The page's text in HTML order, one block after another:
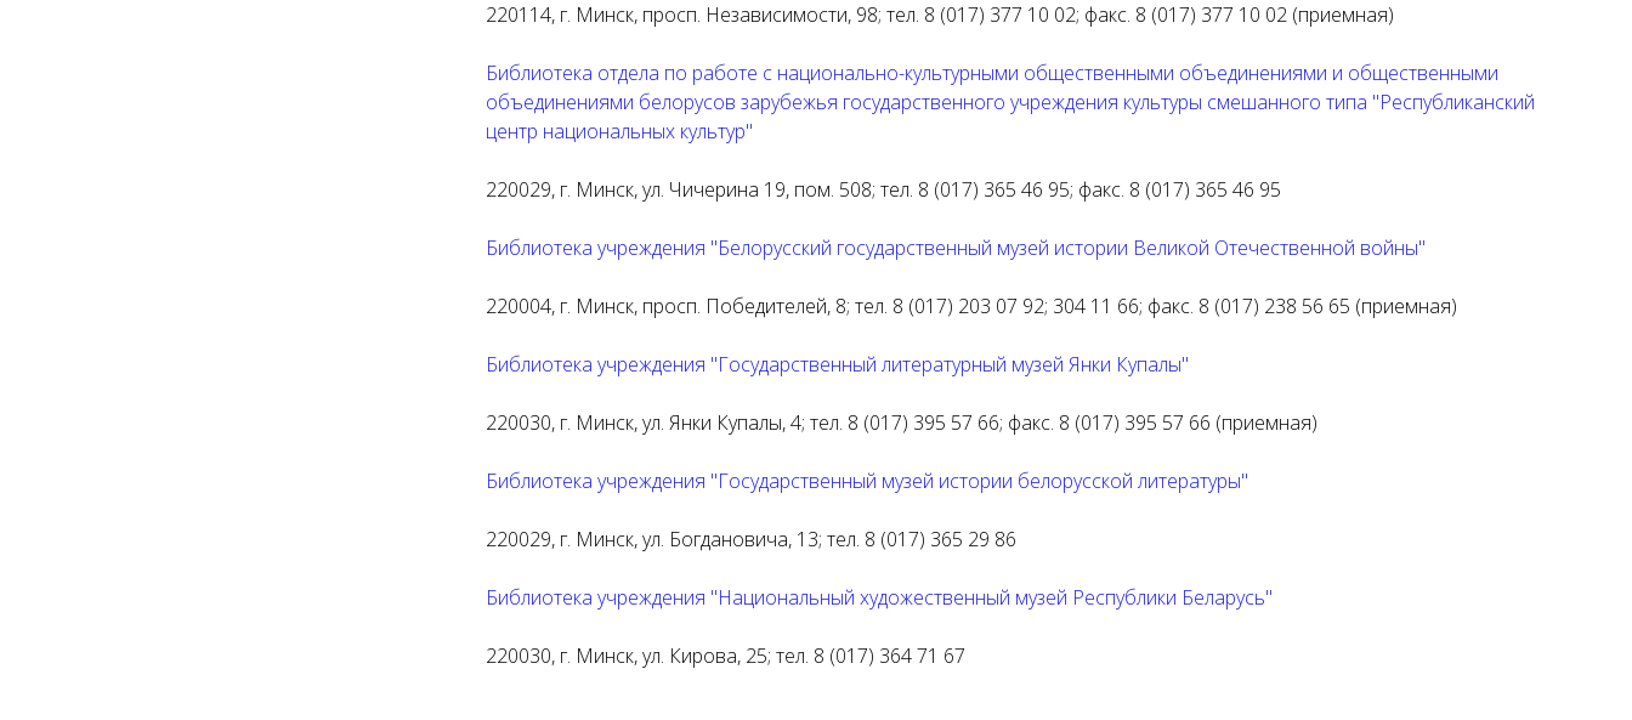
220114, г. Минск, просп. Независимости, 98; тел. 8 (017) 377 10 02; факс. 8 (017) 377 10 02 (приемная)
Библиотека отдела по работе с национально-культурными общественными объединениями и общественными
объединениями белорусов зарубежья государственного учреждения культуры смешанного типа "Республиканский
центр национальных культур"
220029, г. Минск, ул. Чичерина 19, пом. 508; тел. 8 (017) 365 46 95; факс. 8 (017) 365 46 95
Библиотека учреждения "Белорусский государственный музей истории Великой Отечественной войны"
220004, г. Минск, просп. Победителей, 8; тел. 8 (017) 203 07 92; 304 11 66; факс. 8 (017) 238 56 65 (приемная)
Библиотека учреждения "Государственный литературный музей Янки Купалы"
220030, г. Минск, ул. Янки Купалы, 4; тел. 8 (017) 395 57 66; факс. 8 (017) 395 57 66 (приемная)
Библиотека учреждения "Государственный музей истории белорусской литературы"
220029, г. Минск, ул. Богдановича, 13; тел. 8 (017) 365 29 86
Библиотека учреждения "Национальный художественный музей Республики Беларусь"
220030, г. Минск, ул. Кирова, 25; тел. 8 (017) 364 71 67